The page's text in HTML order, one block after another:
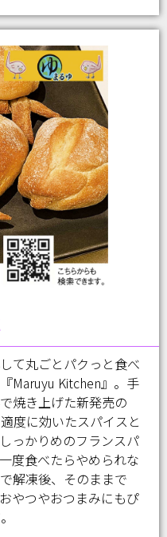
て丸ごとパクっと食べ
Maruyu Kitchen』。手
焼き上げた新発売の
度に効いたスパイスと
っかりめのフランスパ
度食べたらやめられな
解凍後、そのままで
やつやおつまみにもぴ